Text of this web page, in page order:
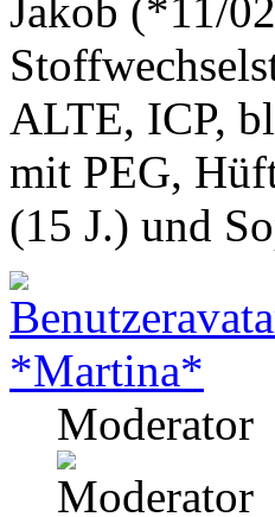
Jakob (*11/
ALTE, ICP,
mit PEG,
(15 J.) und
*Martina*
Moderator